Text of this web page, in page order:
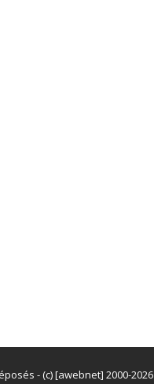
- (c) [awebnet] 2000-2026